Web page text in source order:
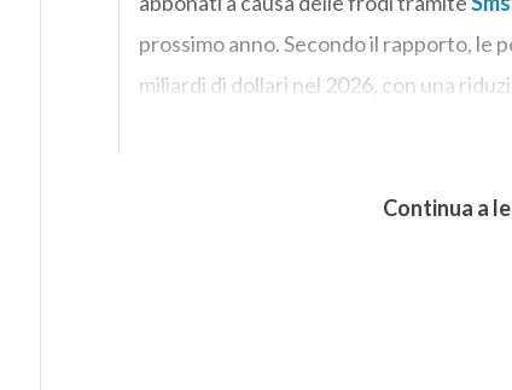
prossimo anno. Secondo il rapporto, le
miliardi di dollari nel 2026, con una
Continua a